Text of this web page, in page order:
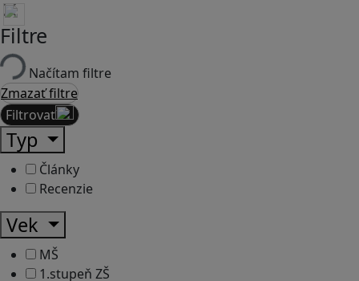
Filtre
Načítam filtre
Zmazať filtre
Filtrovať
Typ
Články
Recenzie
Vek
MŠ
1.stupeň ZŠ